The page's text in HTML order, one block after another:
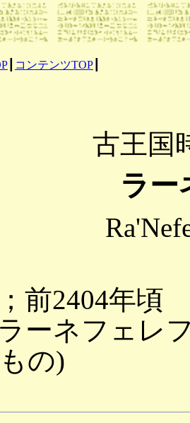
┃ コンテンツTOP┃
古王国
ラー
前2404年頃
ーネフェレ
の)